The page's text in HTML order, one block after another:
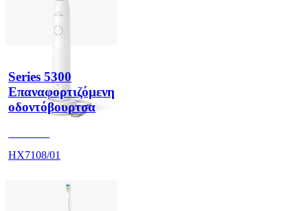
Series 5300
Επαναφορτιζόμενη
οδοντόβουρτσα
HX7108/01